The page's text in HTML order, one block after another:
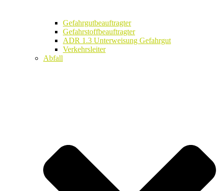
Gefahrgutbeauftragter
Gefahrstoffbeauftragter
ADR 1.3 Unterweisung Gefahrgut
Verkehrsleiter
Abfall